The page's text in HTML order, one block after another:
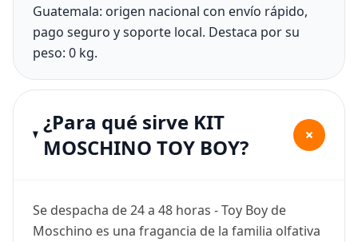
Guatemala: origen nacional con envío rápido,
pago seguro y soporte local. Destaca por su
peso: 0 kg.
¿Para qué sirve KIT
MOSCHINO TOY BOY?
+
Se despacha de 24 a 48 horas - Toy Boy de
Moschino es una fragancia de la familia olfativa